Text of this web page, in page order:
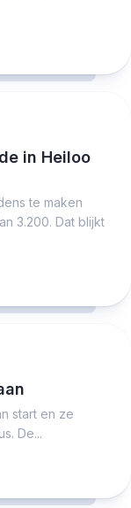
in Heiloo
te maken
3.200. Dat blijkt
start en ze
De...